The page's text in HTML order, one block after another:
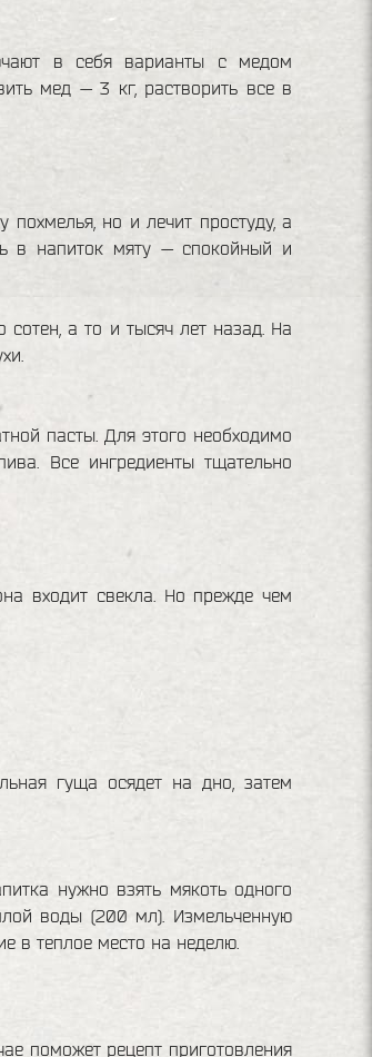
в себя варианты с медом
мед — 3 кг, растворить все в
но и лечит простуду, а
в напиток мяту — спокойный и
а то и тысяч лет назад. На
пасты. Для этого необходимо
Все ингредиенты тщательно
входит свекла. Но прежде чем
гуща осядет на дно, затем
нужно взять мякоть одного
воды (200 мл). Измельченную
в теплое место на неделю.
поможет рецепт приготовления